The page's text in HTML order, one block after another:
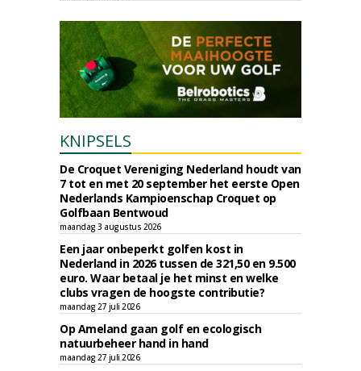
KNIPSELS
De Croquet Vereniging Nederland houdt van
7 tot en met 20 september het eerste Open
Nederlands Kampioenschap Croquet op
Golfbaan Bentwoud
maandag 3 augustus 2026
Een jaar onbeperkt golfen kost in
Nederland in 2026 tussen de 321,50 en 9.500
euro. Waar betaal je het minst en welke
clubs vragen de hoogste contributie?
maandag 27 juli 2026
Op Ameland gaan golf en ecologisch
natuurbeheer hand in hand
maandag 27 juli 2026